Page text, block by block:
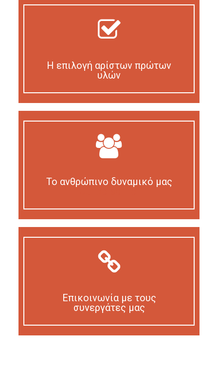
Η επιλογή αρίστων πρώτων
υλών
Το ανθρώπινο δυναμικό μας
Επικοινωνία με τους
συνεργάτες μας